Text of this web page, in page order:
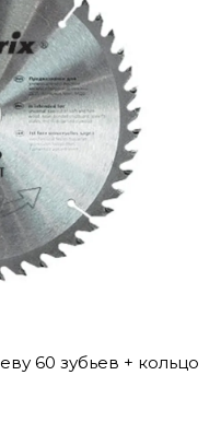
60 зубьев + кольцо